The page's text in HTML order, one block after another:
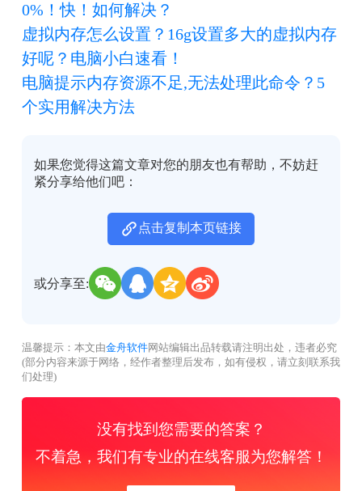
0%！快！如何解决？
虚拟内存怎么设置？16g设置多大的虚拟内存
好呢？电脑小白速看！
电脑提示内存资源不足,无法处理此命令？5
个实用解决方法
如果您觉得这篇文章对您的朋友也有帮助，不妨赶
紧分享给他们吧：
点击复制本页链接
或分享至:
温馨提示：本文由金舟软件网站编辑出品转载请注明出处，违者必究
(部分内容来源于网络，经作者整理后发布，如有侵权，请立刻联系我
们处理)
没有找到您需要的答案？
不着急，我们有专业的在线客服为您解答！